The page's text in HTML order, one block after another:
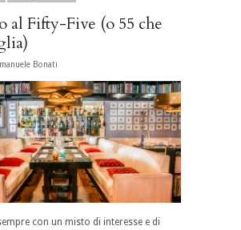
al Fifty-Five (o 55 che
Bonati
con un misto di interesse e di